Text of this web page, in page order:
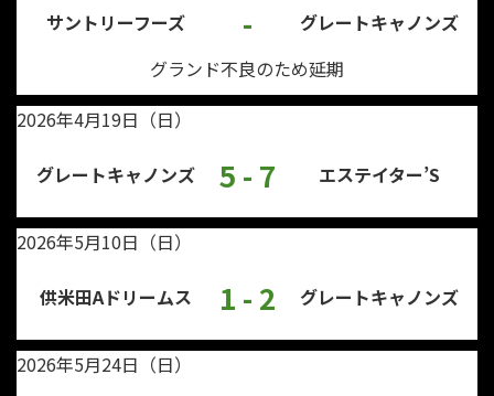
サントリーフーズ -
グレートキャノンズ
グランド不良のため延期
2026年4月19日（日）
グレートキャノンズ 5 - 7 エステイター’S
2026年5月10日（日）
供米田Aドリームス 1 - 2 グレートキャノンズ
2026年5月24日（日）